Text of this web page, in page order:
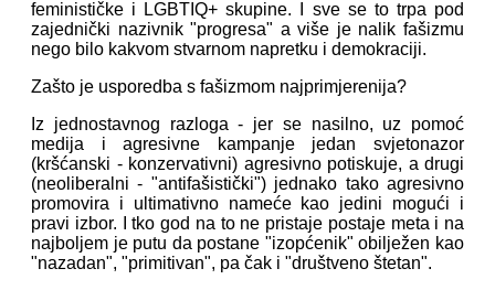
feminističke i LGBTIQ+ skupine. I sve se to trpa pod
zajednički nazivnik "progresa" a više je nalik fašizmu
nego bilo kakvom stvarnom napretku i demokraciji.
Zašto je usporedba s fašizmom najprimjerenija?
Iz jednostavnog razloga - jer se nasilno, uz pomoć
medija i agresivne kampanje jedan svjetonazor
(kršćanski - konzervativni) agresivno potiskuje, a drugi
(neoliberalni - "antifašistički") jednako tako agresivno
promovira i ultimativno nameće kao jedini mogući i
pravi izbor. I tko god na to ne pristaje postaje meta i na
najboljem je putu da postane "izopćenik" obilježen kao
"nazadan", "primitivan", pa čak i "društveno štetan".